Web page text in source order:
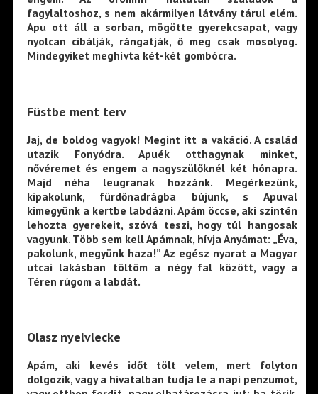
fagylaltoshoz, s nem akármilyen látvány tárul elém.
Apu ott áll a sorban, mögötte gyerekcsapat, vagy
nyolcan cibálják, rángatják, ő meg csak mosolyog.
Mindegyiket meghívta két-két gombócra.
Füstbe ment terv
Jaj, de boldog vagyok! Megint itt a vakáció. A család
utazik Fonyódra. Apuék otthagynak minket,
nővéremet és engem a nagyszülőknél két hónapra.
Majd néha leugranak hozzánk. Megérkezünk,
kipakolunk, fürdőnadrágba bújunk, s Apuval
kimegyünk a kertbe labdázni. Apám öccse, aki szintén
lehozta gyerekeit, szóvá teszi, hogy túl hangosak
vagyunk. Több sem kell Apámnak, hívja Anyámat: „Éva,
pakolunk, megyünk haza!” Az egész nyarat a Magyar
utcai lakásban töltöm a négy fal között, vagy a
Téren rúgom a labdát.
Olasz nyelvlecke
Apám, aki kevés időt tölt velem, mert folyton
dolgozik, vagy a hivatalban tudja le a napi penzumot,